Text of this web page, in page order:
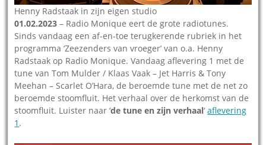
Henny Radstaak in zijn eigen studio
01.02.2023 – Radio Monique eert de grote radiotunes.
Sinds vandaag een af-en-toe terugkerende rubriek in het
programma ‘Zeezenders van vroeger’ van o.a. Henny
Radstaak op Radio Monique. Vandaag aflevering 1 met de
tune van Tom Mulder / Klaas Vaak – Jet Harris & Tony
Meehan – Scarlet O’Hara, de beroemde tune met de net zo
beroemde stoomfluit. Het verhaal over de herkomst van de
stoomfluit. Luister naar ‘de tune en zijn verhaal‘aflevering
1 .